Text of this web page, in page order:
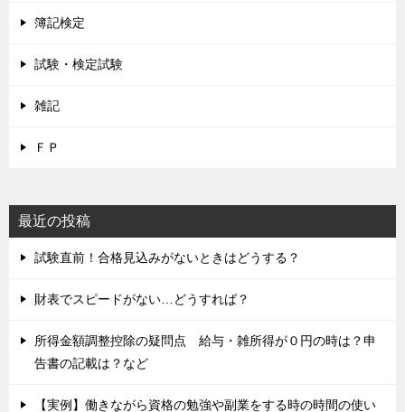
簿記検定
試験・検定試験
雑記
ＦＰ
最近の投稿
試験直前！合格見込みがないときはどうする？
財表でスピードがない…どうすれば？
所得金額調整控除の疑問点 給与・雑所得が０円の時は？申
告書の記載は？など
【実例】働きながら資格の勉強や副業をする時の時間の使い